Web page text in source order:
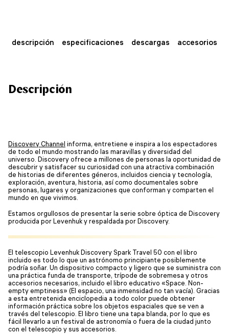
descripción especificaciones descargas accesorios
Descripción
Discovery Channel informa, entretiene e inspira a los espectadores
de todo el mundo mostrando las maravillas y diversidad del
universo. Discovery ofrece a millones de personas la oportunidad de
descubrir y satisfacer su curiosidad con una atractiva combinación
de historias de diferentes géneros, incluidos ciencia y tecnología,
exploración, aventura, historia, así como documentales sobre
personas, lugares y organizaciones que conforman y comparten el
mundo en que vivimos.
Estamos orgullosos de presentar la serie sobre óptica de Discovery
producida por Levenhuk y respaldada por Discovery.
El telescopio Levenhuk Discovery Spark Travel 50 con el libro
incluido es todo lo que un astrónomo principiante posiblemente
podría soñar. Un dispositivo compacto y ligero que se suministra con
una práctica funda de transporte, trípode de sobremesa y otros
accesorios necesarios, incluido el libro educativo «Space. Non-
empty emptiness» (El espacio, una inmensidad no tan vacía). Gracias
a esta entretenida enciclopedia a todo color puede obtener
información práctica sobre los objetos espaciales que se ven a
través del telescopio. El libro tiene una tapa blanda, por lo que es
fácil llevarlo a un festival de astronomía o fuera de la ciudad junto
con el telescopio y sus accesorios.